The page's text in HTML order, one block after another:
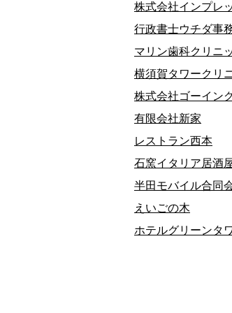
株式会社インプレ
行政書士ウチダ事
マリン歯科クリニ
横須賀タワークリ
株式会社ゴーイン
有限会社新家
レストラン西本
石窯イタリア居酒
半田モバイル合同
えいごの木
ホテルグリーンタ